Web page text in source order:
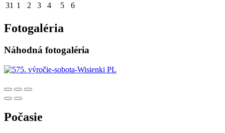
31 1 2 3 4 5 6
Fotogaléria
Náhodná fotogaléria
Počasie